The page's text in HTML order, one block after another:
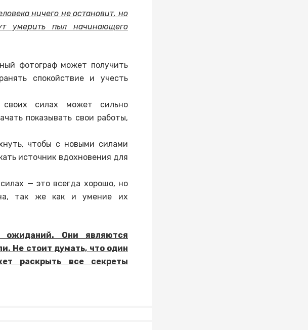
ничего не остановит, но
умерить пыл начинающего
фотограф может получить
спокойствие и учесть
силах может сильно
показывать свои работы,
чтобы с новыми силами
источник вдохновения для
— это всегда хорошо, но
так же как и умение их
ожиданий. Они являются
Не стоит думать, что один
раскрыть все секреты